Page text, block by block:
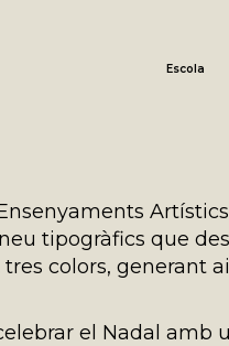
Escola
tipogràfics que
colors, generant
celebrar el Nadal